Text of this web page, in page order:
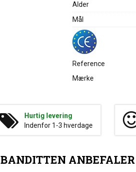
Alder
Mål
Reference
Mærke
Hurtig levering
Indenfor 1-3 hverdage
BANDITTEN ANBEFALER